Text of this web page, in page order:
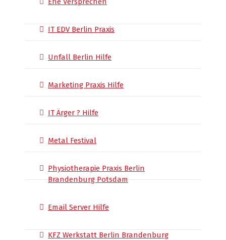
IT EDV Berlin Praxis
Unfall Berlin Hilfe
Marketing Praxis Hilfe
IT Ärger ? Hilfe
Metal Festival
Physiotherapie Praxis Berlin
Brandenburg Potsdam
Email Server Hilfe
KFZ Werkstatt Berlin Brandenburg